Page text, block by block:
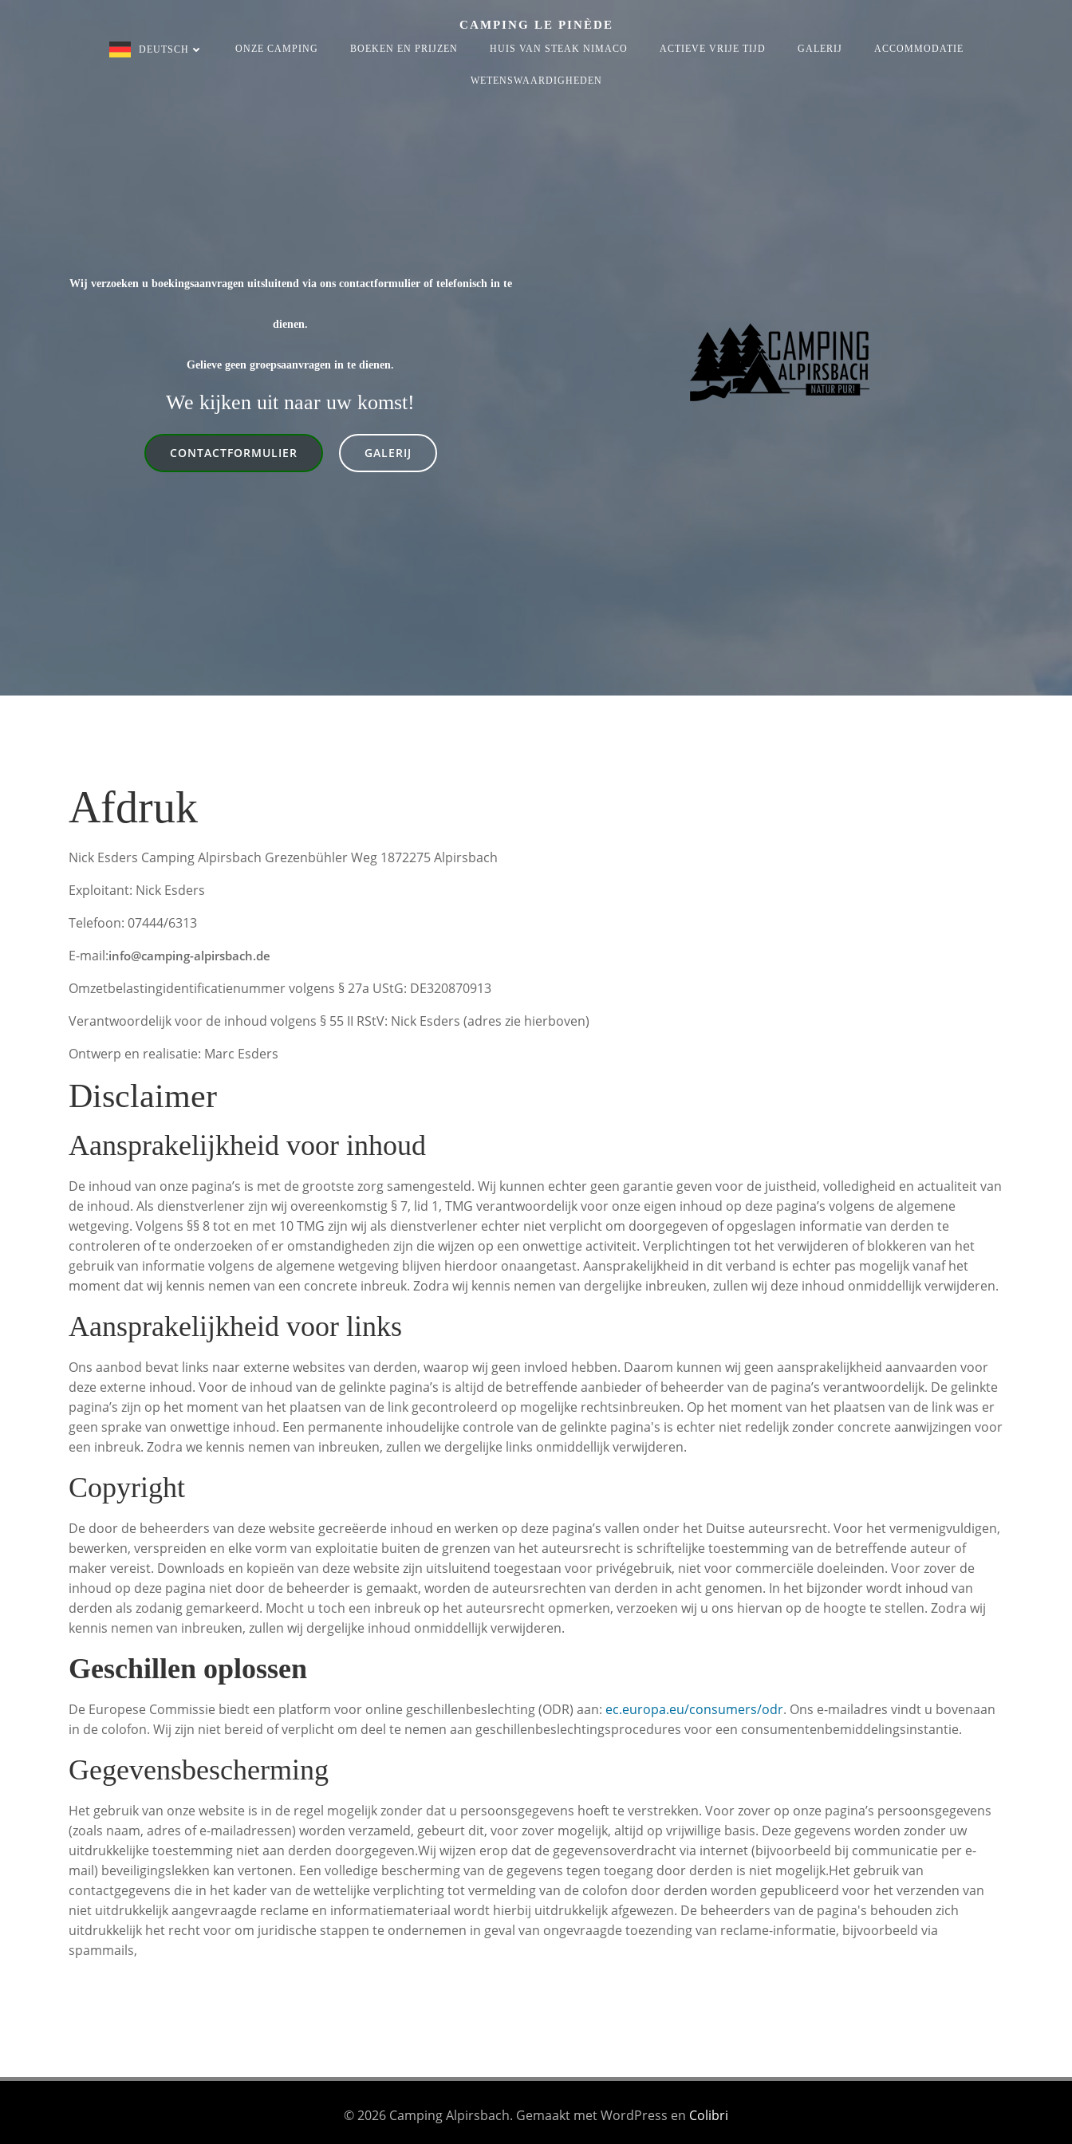
CAMPING LE PINÈDE
DEUTSCH ONZE CAMPING BOEKEN EN PRIJZEN HUIS VAN STEAK NIMACO ACTIEVE VRIJE TIJD GALERIJ ACCOMMODATIE
WETENSWAARDIGHEDEN
Wij verzoeken u boekingsaanvragen uitsluitend via ons contactformulier of telefonisch in te
dienen.
Gelieve geen groepsaanvragen in te dienen.
We kijken uit naar uw komst!
CONTACTFORMULIER GALERIJ
Afdruk
Nick Esders Camping Alpirsbach Grezenbühler Weg 1872275 Alpirsbach
Exploitant: Nick Esders
Telefoon: 07444/6313
E-mail:info@camping-alpirsbach.de
Omzetbelastingidentificatienummer volgens § 27a UStG: DE320870913
Verantwoordelijk voor de inhoud volgens § 55 II RStV: Nick Esders (adres zie hierboven)
Ontwerp en realisatie: Marc Esders
Disclaimer
Aansprakelijkheid voor inhoud
De inhoud van onze pagina’s is met de grootste zorg samengesteld. Wij kunnen echter geen garantie geven voor de juistheid, volledigheid en actualiteit van
de inhoud. Als dienstverlener zijn wij overeenkomstig § 7, lid 1, TMG verantwoordelijk voor onze eigen inhoud op deze pagina’s volgens de algemene
wetgeving. Volgens §§ 8 tot en met 10 TMG zijn wij als dienstverlener echter niet verplicht om doorgegeven of opgeslagen informatie van derden te
controleren of te onderzoeken of er omstandigheden zijn die wijzen op een onwettige activiteit. Verplichtingen tot het verwijderen of blokkeren van het
gebruik van informatie volgens de algemene wetgeving blijven hierdoor onaangetast. Aansprakelijkheid in dit verband is echter pas mogelijk vanaf het
moment dat wij kennis nemen van een concrete inbreuk. Zodra wij kennis nemen van dergelijke inbreuken, zullen wij deze inhoud onmiddellijk verwijderen.
Aansprakelijkheid voor links
Ons aanbod bevat links naar externe websites van derden, waarop wij geen invloed hebben. Daarom kunnen wij geen aansprakelijkheid aanvaarden voor
deze externe inhoud. Voor de inhoud van de gelinkte pagina’s is altijd de betreffende aanbieder of beheerder van de pagina’s verantwoordelijk. De gelinkte
pagina’s zijn op het moment van het plaatsen van de link gecontroleerd op mogelijke rechtsinbreuken. Op het moment van het plaatsen van de link was er
geen sprake van onwettige inhoud. Een permanente inhoudelijke controle van de gelinkte pagina's is echter niet redelijk zonder concrete aanwijzingen voor
een inbreuk. Zodra we kennis nemen van inbreuken, zullen we dergelijke links onmiddellijk verwijderen.
Copyright
De door de beheerders van deze website gecreëerde inhoud en werken op deze pagina’s vallen onder het Duitse auteursrecht. Voor het vermenigvuldigen,
bewerken, verspreiden en elke vorm van exploitatie buiten de grenzen van het auteursrecht is schriftelijke toestemming van de betreffende auteur of
maker vereist. Downloads en kopieën van deze website zijn uitsluitend toegestaan voor privégebruik, niet voor commerciële doeleinden. Voor zover de
inhoud op deze pagina niet door de beheerder is gemaakt, worden de auteursrechten van derden in acht genomen. In het bijzonder wordt inhoud van
derden als zodanig gemarkeerd. Mocht u toch een inbreuk op het auteursrecht opmerken, verzoeken wij u ons hiervan op de hoogte te stellen. Zodra wij
kennis nemen van inbreuken, zullen wij dergelijke inhoud onmiddellijk verwijderen.
Geschillen oplossen
De Europese Commissie biedt een platform voor online geschillenbeslechting (ODR) aan: ec.europa.eu/consumers/odr. Ons e-mailadres vindt u bovenaan
in de colofon. Wij zijn niet bereid of verplicht om deel te nemen aan geschillenbeslechtingsprocedures voor een consumentenbemiddelingsinstantie.
Gegevensbescherming
Het gebruik van onze website is in de regel mogelijk zonder dat u persoonsgegevens hoeft te verstrekken. Voor zover op onze pagina’s persoonsgegevens
(zoals naam, adres of e-mailadressen) worden verzameld, gebeurt dit, voor zover mogelijk, altijd op vrijwillige basis. Deze gegevens worden zonder uw
uitdrukkelijke toestemming niet aan derden doorgegeven.Wij wijzen erop dat de gegevensoverdracht via internet (bijvoorbeeld bij communicatie per e-
mail) beveiligingslekken kan vertonen. Een volledige bescherming van de gegevens tegen toegang door derden is niet mogelijk.Het gebruik van
contactgegevens die in het kader van de wettelijke verplichting tot vermelding van de colofon door derden worden gepubliceerd voor het verzenden van
niet uitdrukkelijk aangevraagde reclame en informatiemateriaal wordt hierbij uitdrukkelijk afgewezen. De beheerders van de pagina's behouden zich
uitdrukkelijk het recht voor om juridische stappen te ondernemen in geval van ongevraagde toezending van reclame-informatie, bijvoorbeeld via
spammails,
© 2026 Camping Alpirsbach. Gemaakt met WordPress en Colibri